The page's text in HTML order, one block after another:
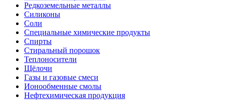
Редкоземельные металлы
Силиконы
Соли
Специальные химические продукты
Спирты
Стиральный порошок
Теплоносители
Щёлочи
Газы и газовые смеси
Ионообменные смолы
Нефтехимическая продукция